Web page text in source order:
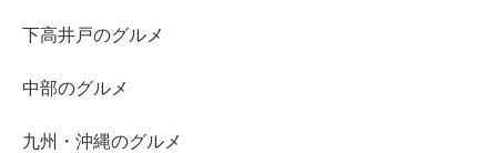
下高井戸のグルメ
中部のグルメ
九州・沖縄のグルメ